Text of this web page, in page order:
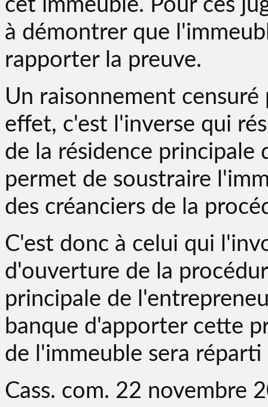
cet immeuble. Pour ces
à démontrer que
rapporter la preuve.
Un raisonnement censuré
effet, c'est l'inverse qui
de la résidence
permet de soustraire
des créanciers de la
C'est donc à celui qui
d'ouverture de la
principale de
banque d'apporter cette
de l'immeuble sera
Cass. com. 22 novembre